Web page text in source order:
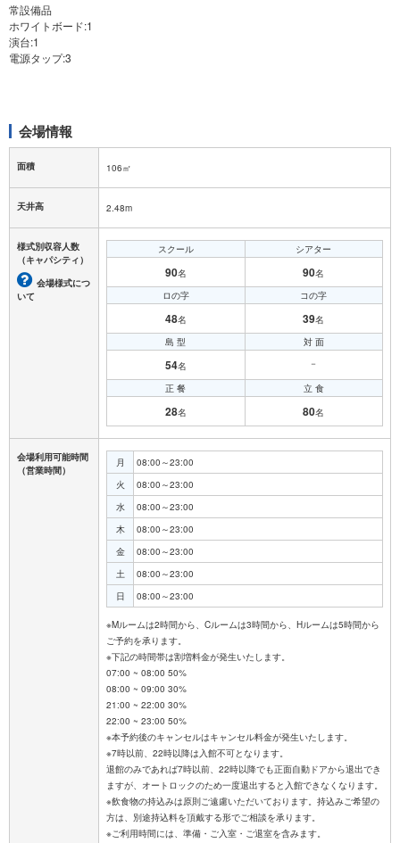
常設備品
ホワイトボード:1
演台:1
電源タップ:3
会場情報
面積 106㎡
天井高 2.48m
様式別収容人数
（キャパシティ）
会場様式につ
いて
スクール
90名
シアター
90名
ロの字
48名
コの字
39名
島 型
54名
対 面
－
正 餐
28名
立 食
80名
会場利用可能時間
（営業時間）
月
08:00～23:00
火
08:00～23:00
水
08:00～23:00
木
08:00～23:00
金
08:00～23:00
土
08:00～23:00
日
08:00～23:00
※Mルームは2時間から、Cルームは3時間から、Hルームは5時間から
ご予約を承ります。
※下記の時間帯は割増料金が発生いたします。
07:00 ~ 08:00 50%
08:00 ~ 09:00 30%
21:00 ~ 22:00 30%
22:00 ~ 23:00 50%
※本予約後のキャンセルはキャンセル料金が発生いたします。
※7時以前、22時以降は入館不可となります。
退館のみであれば7時以前、22時以降でも正面自動ドアから退出でき
ますが、オートロックのため一度退出すると入館できなくなります。
※飲食物の持込みは原則ご遠慮いただいております。持込みご希望の
方は、別途持込料を頂戴する形でご相談を承ります。
※ご利用時間には、準備・ご入室・ご退室を含みます。